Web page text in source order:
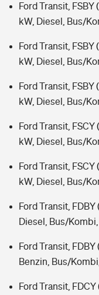
Ford Transit, FSBY
kW, Diesel, Bus/
Ford Transit,
kW, Diesel, Bus/
Ford Transit, FSBY
kW, Diesel, Bus/
Ford Transit,
kW, Diesel, Bus/
Ford Transit,
kW, Diesel, Bus/
Ford Transit, FDBY
Diesel, Bus/
Ford Transit, FDBY
Benzin, Bus/
Ford Transit, FDCY